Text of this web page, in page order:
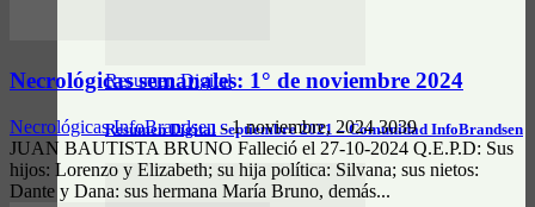
Resumen Digital
Resumen Digital Septiembre 2021 – Comunidad InfoBrandsen
Necrológicas semanales: 1° de noviembre 2024
Necrológicas InfoBrandsen - 1 noviembre, 2024 3039
JUAN BAUTISTA BRUNO Falleció el 27-10-2024 Q.E.P.D: Sus
hijos: Lorenzo y Elizabeth; su hija política: Silvana; sus nietos:
Dante y Dana: sus hermana María Bruno, demás...